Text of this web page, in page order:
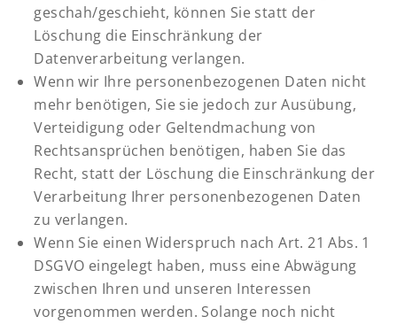
geschah/geschieht, können Sie statt der
Löschung die Einschränkung der
Datenverarbeitung verlangen.
Wenn wir Ihre personenbezogenen Daten nicht
mehr benötigen, Sie sie jedoch zur Ausübung,
Verteidigung oder Geltendmachung von
Rechtsansprüchen benötigen, haben Sie das
Recht, statt der Löschung die Einschränkung der
Verarbeitung Ihrer personenbezogenen Daten
zu verlangen.
Wenn Sie einen Widerspruch nach Art. 21 Abs. 1
DSGVO eingelegt haben, muss eine Abwägung
zwischen Ihren und unseren Interessen
vorgenommen werden. Solange noch nicht